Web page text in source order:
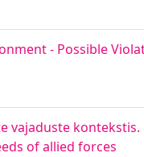
- Possible
vajaduste kontekstis.
of allied forces